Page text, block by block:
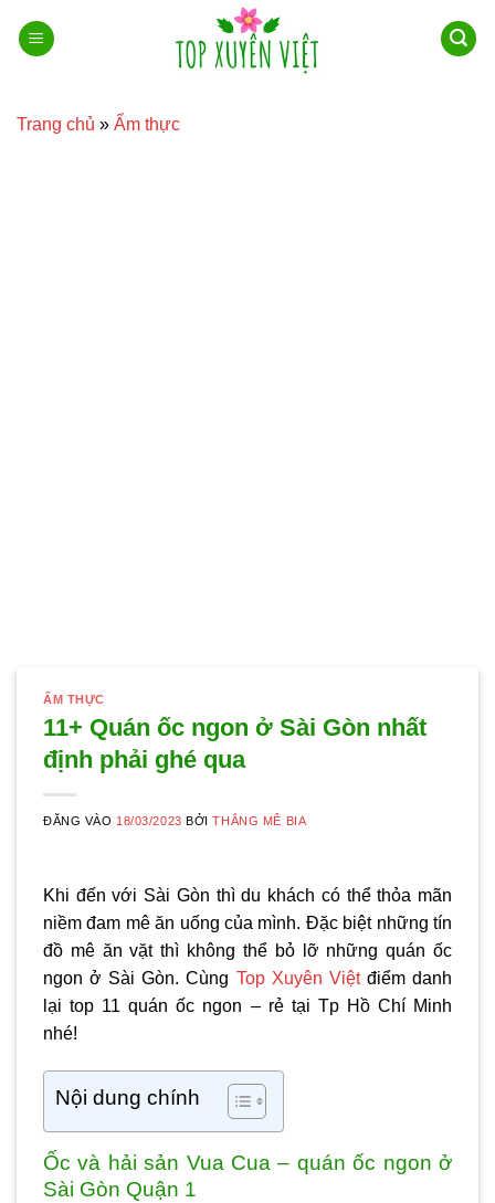
qua
Trang chủ » Ẩm thực
ẨM THỰC
11+ Quán ốc ngon ở Sài Gòn nhất
định phải ghé qua
ĐĂNG VÀO 18/03/2023 BỞITHẮNG MÊ BIA
Khi đến với Sài Gòn thì du khách có thể thỏa mãn
niềm đam mê ăn uống của mình. Đặc biệt những tín
đồ mê ăn vặt thì không thể bỏ lỡ nhữngquán ốc
ngon ở Sài Gòn. Cùng Top Xuyên Việtđiểm danh
lại top 11 quán ốc ngon – rẻ tại Tp Hồ Chí Minh
nhé!
Nội dung chính
Ốc và hải sản Vua Cua – quán ốc ngon ở
Sài Gòn Quận 1